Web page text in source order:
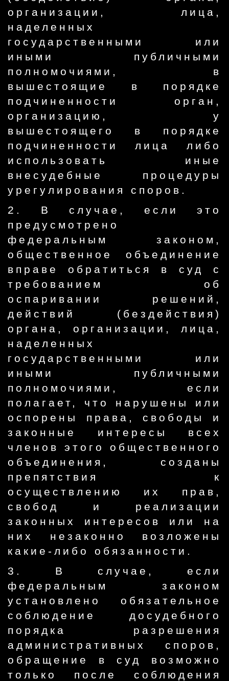
организации, лица,
наделенных
государственными или
иными публичными
полномочиями, в
вышестоящие в порядке
подчиненности орган,
организацию, у
вышестоящего в порядке
подчиненности лица либо
использовать иные
внесудебные процедуры
урегулирования споров.
2. В случае, если это
предусмотрено
федеральным законом,
общественное объединение
вправе обратиться в суд с
требованием об
оспаривании решений,
действий (бездействия)
органа, организации, лица,
наделенных
государственными или
иными публичными
полномочиями, если
полагает, что нарушены или
оспорены права, свободы и
законные интересы всех
членов этого общественного
объединения, созданы
препятствия к
осуществлению их прав,
свобод и реализации
законных интересов или на
них незаконно возложены
какие-либо обязанности.
3. В случае, если
федеральным законом
установлено обязательное
соблюдение досудебного
порядка разрешения
административных споров,
обращение в суд возможно
только после соблюдения